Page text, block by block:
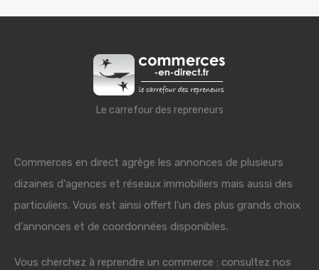
Le carrefour des repreneurs
Commerces en direct agrège les annonces de plusieurs
dizaines d'agences et réseaux immobiliers mais aussi des
particuliers. Vous est ainsi offert l'un des plus grands choix
d'annonces et de coordonnées disponibles.
Vous cherchez à reprendre un commerce : consultez nos